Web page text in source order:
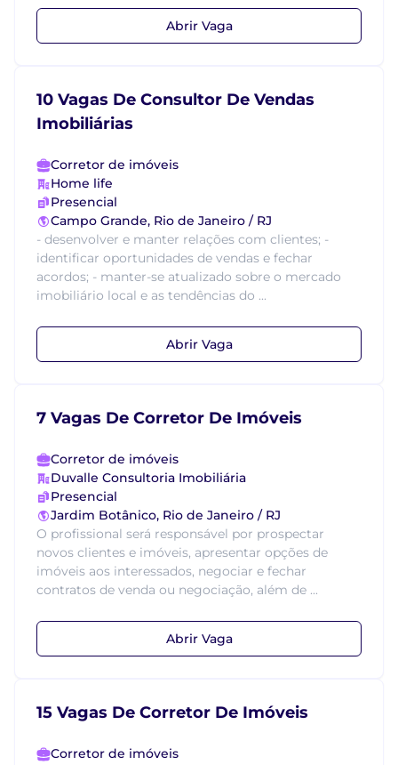
Abrir Vaga
10 Vagas De Consultor De Vendas
Imobiliárias
Corretor de imóveis
Home life
Presencial
Campo Grande, Rio de Janeiro / RJ
- desenvolver e manter relações com clientes; -
identificar oportunidades de vendas e fechar
acordos; - manter-se atualizado sobre o mercado
imobiliário local e as tendências do ...
Abrir Vaga
7 Vagas De Corretor De Imóveis
Corretor de imóveis
Duvalle Consultoria Imobiliária
Presencial
Jardim Botânico, Rio de Janeiro / RJ
O profissional será responsável por prospectar
novos clientes e imóveis, apresentar opções de
imóveis aos interessados, negociar e fechar
contratos de venda ou negociação, além de ...
Abrir Vaga
15 Vagas De Corretor De Imóveis
Corretor de imóveis